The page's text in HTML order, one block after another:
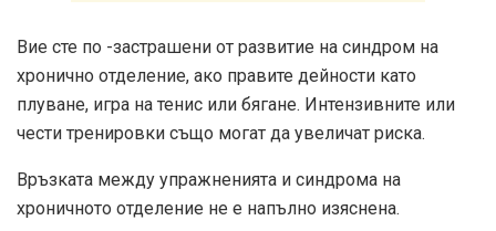
Вие сте по -застрашени от развитие на синдром на
хронично отделение, ако правите дейности като
плуване, игра на тенис или бягане. Интензивните или
чести тренировки също могат да увеличат риска.
Връзката между упражненията и синдрома на
хроничното отделение не е напълно изяснена.